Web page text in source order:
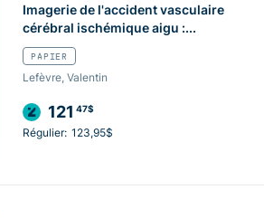
Imagerie de l'accident vasculaire
cérébral ischémique aigu :...
PAPIER
Lefèvre, Valentin
121 47$
Régulier: 123,95$